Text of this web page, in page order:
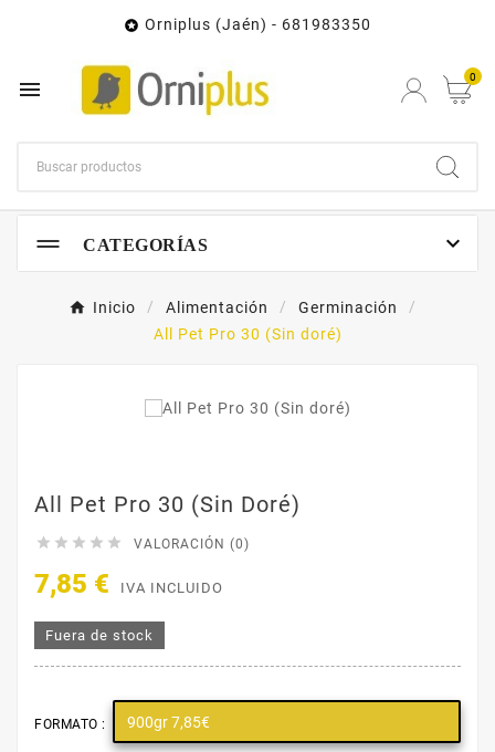
 Orniplus (Jaén) - 681983350
 0
CATEGORÍAS 
Inicio Alimentación
Germinación
All Pet Pro 30 (Sin doré)
All Pet Pro 30 (Sin Doré)
     VALORACIÓN (0)
7,85 € IVA INCLUIDO
Fuera de stock
FORMATO : 900gr 7,85€